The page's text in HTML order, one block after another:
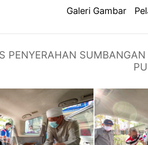
Galeri Gambar
PENYERAHAN